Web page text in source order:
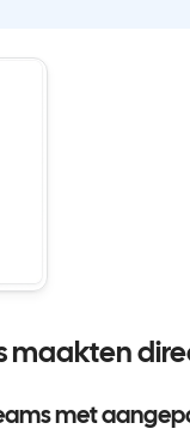
maakten
met